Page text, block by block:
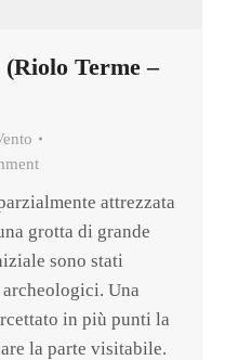
Terme –
attrezzata
grotta di grande
sono stati
Una
in più punti la
la parte visitabile.